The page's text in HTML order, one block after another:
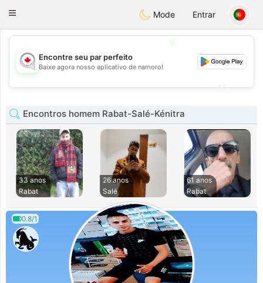
CANADIANchat
Toggle
Mode Entrar
💖
💕
Encontre seu par perfeito
Baixe agora nosso aplicativo de namoro!
Encontros homem Rabat-Salé-Kénitra
33 anos
Rabat
26 anos
Salé
61 anos
Rabat
0.8/1